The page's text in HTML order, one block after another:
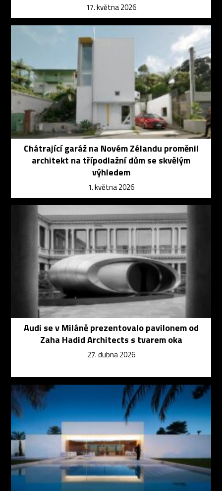
17. května 2026
Chátrající garáž na Novém Zélandu proměnil
architekt na třípodlažní dům se skvělým
výhledem
1. května 2026
Audi se v Miláně prezentovalo pavilonem od
Zaha Hadid Architects s tvarem oka
27. dubna 2026